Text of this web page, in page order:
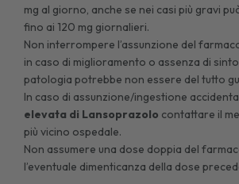
mg al giorno, anche se nei casi più gravi
fino ai 120 mg giornalieri.
Non interrompere l’assunzione del
in caso di miglioramento o assenza di
patologia potrebbe non essere del tutto
In caso di assunzione/ingestione
elevata di Lansoprazolo contattare il
più vicino ospedale.
Non assumere una dose doppia del
l’eventuale dimenticanza della dose